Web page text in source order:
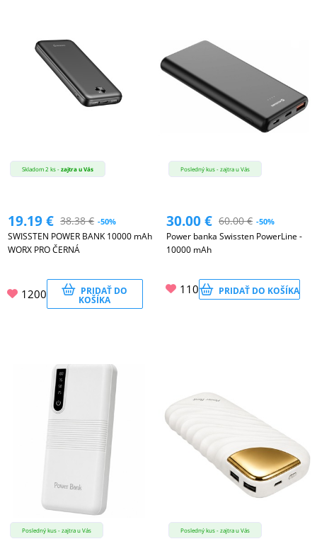
Skladom 2 ks -zajtra u Vás
19.19€ 38.38€ -50%
SWISSTEN POWER BANK 10000 mAh
WORX PRO ČERNÁ
1200 PRIDAŤ DO
KOŠÍKA
Posledný kus - zajtra u Vás
30.00€ 60.00€ -50%
Power banka Swissten PowerLine -
10000 mAh
110 PRIDAŤ DO KOŠÍKA
Posledný kus - zajtra u Vás Posledný kus - zajtra u Vás